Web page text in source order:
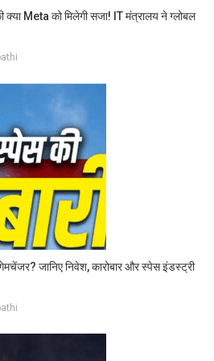
क्या Meta को मिलेगी सजा! IT मंत्रालय ने ग्लोबल
जानिए निवेश, कारोबार और स्पेस इंडस्ट्री